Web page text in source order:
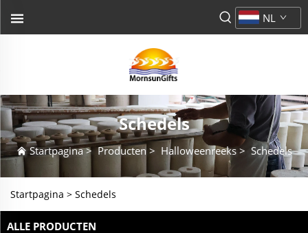
NL
Schedels
Startpagina>Producten > Halloweenreeks> Schedels
Startpagina > Schedels
ALLE PRODUCTEN